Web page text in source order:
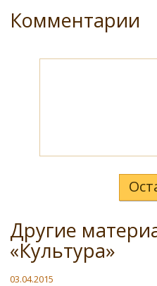
Комментарии
Другие
«Культура»
03.04.2015